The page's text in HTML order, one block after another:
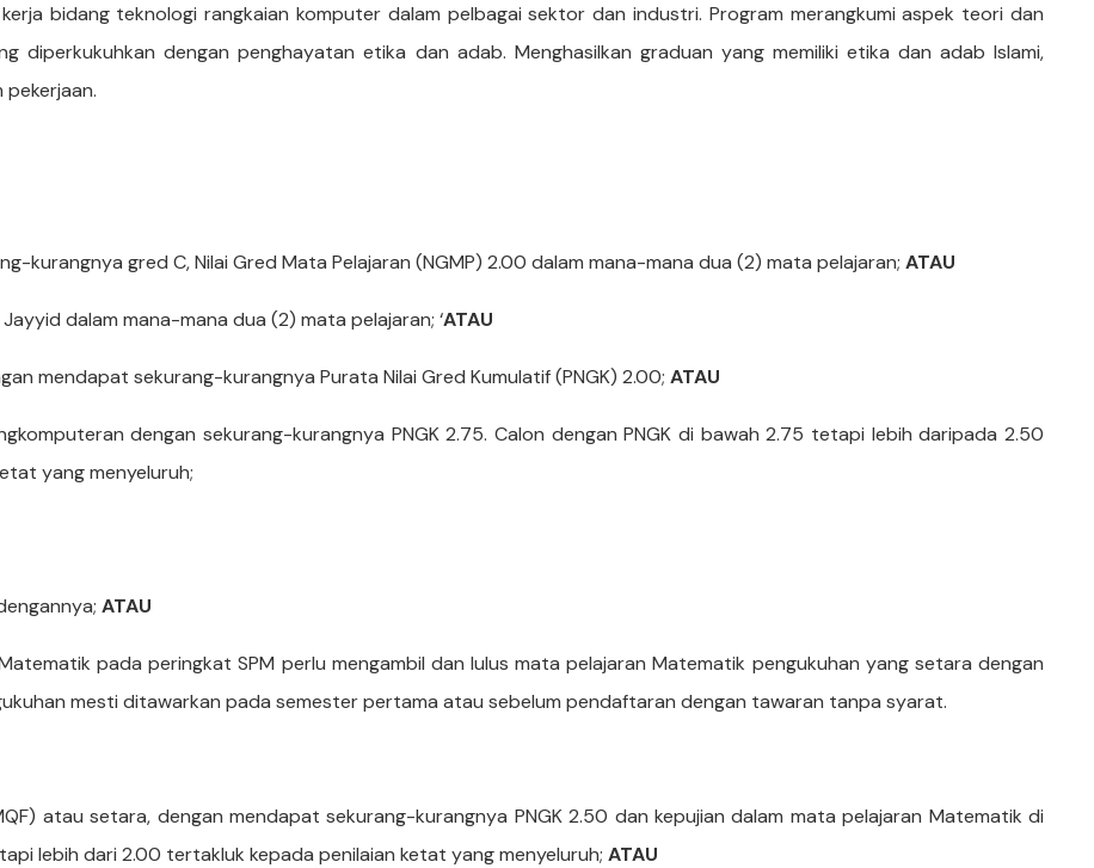
bidang teknologi rangkaian komputer dalam pelbagai sektor dan industri. Program merangkumi aspek teori dan
diperkukuhkan dengan penghayatan etika dan adab. Menghasilkan graduan yang memiliki etika dan adab Islami,
pekerjaan.
kurangnya gred C, Nilai Gred Mata Pelajaran (NGMP) 2.00 dalam mana-mana dua (2) mata pelajaran; ATAU
dalam mana-mana dua (2) mata pelajaran; ‘ATAU
mendapat sekurang-kurangnya Purata Nilai Gred Kumulatif (PNGK) 2.00; ATAU
dengan sekurang-kurangnya PNGK 2.75. Calon dengan PNGK di bawah 2.75 tetapi lebih daripada 2.50
yang menyeluruh;
ATAU
pada peringkat SPM perlu mengambil dan lulus mata pelajaran Matematik pengukuhan yang setara dengan
mesti ditawarkan pada semester pertama atau sebelum pendaftaran dengan tawaran tanpa syarat.
atau setara, dengan mendapat sekurang-kurangnya PNGK 2.50 dan kepujian dalam mata pelajaran Matematik di
lebih dari 2.00 tertakluk kepada penilaian ketat yang menyeluruh; ATAU